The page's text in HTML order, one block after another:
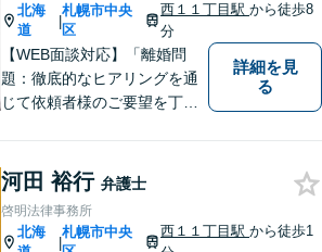
北海
道
|
札幌市中央
区
西１１丁目駅から徒歩8
分
【WEB面談対応】「離婚問
題：徹底的なヒアリングを通
じて依頼者様のご要望を丁寧
ます！遺産分割の相談を中心
に幅広い相談に対応」【休
日・夜間相談可】【子連れ相
談可】【完全個室相談】
詳細を見
る
河田 裕行 弁護士
啓明法律事務所
北海
|
札幌市中央
西１１丁目駅から徒歩1